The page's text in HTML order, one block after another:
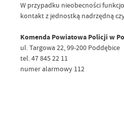
W przypadku nieobecności
kontakt z jednostką nadrzędną
Komenda Powiatowa Policji w
ul. Targowa 22, 99-200 Poddębice
tel. 47 845 22 11
numer alarmowy 112